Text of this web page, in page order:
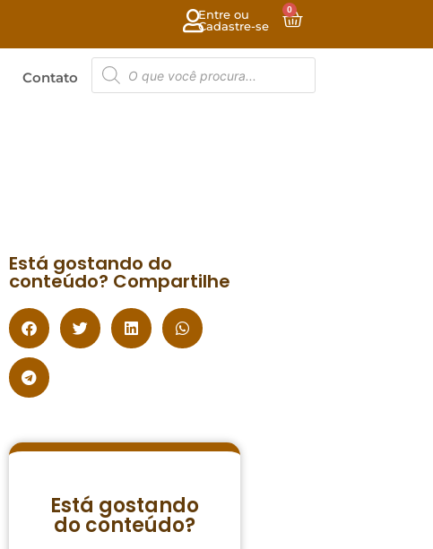
Entre ou
Cadastre-se
0
Contato
Está gostando do
conteúdo? Compartilhe
Está gostando
do conteúdo?